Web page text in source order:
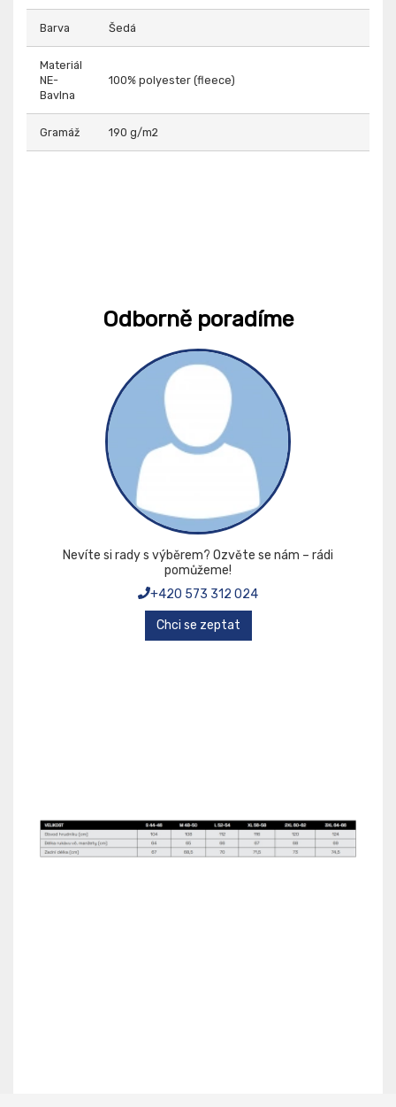
Barva Šedá
Materiál
NE-
Bavlna
100% polyester (fleece)
Gramáž 190 g/m2
Odborně poradíme
Nevíte si rady s výběrem? Ozvěte se nám – rádi
pomůžeme!
+420 573 312 024
Chci se zeptat